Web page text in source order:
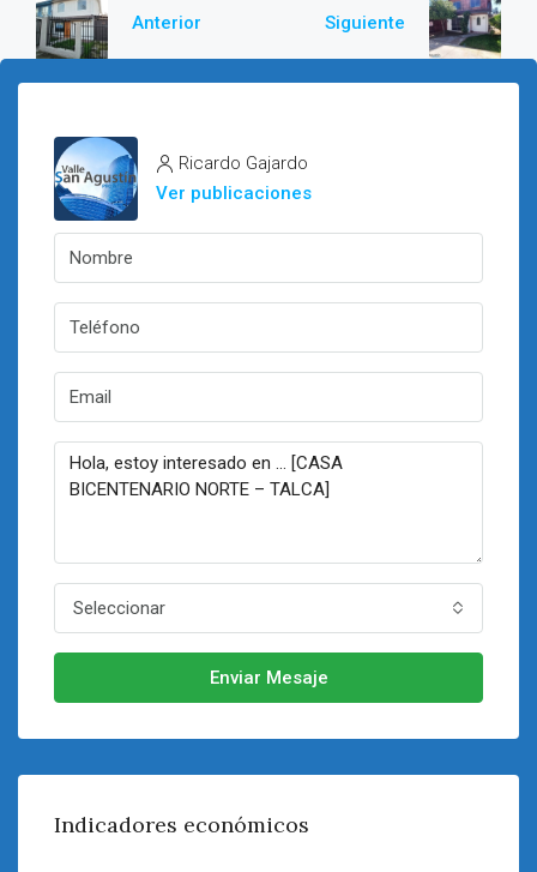
Anterior Siguiente
Ricardo Gajardo
Ver publicaciones
Seleccionar
Enviar Mesaje
Indicadores económicos